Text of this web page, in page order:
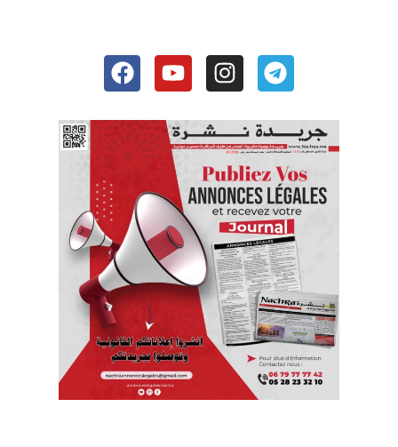
Telegram
Instagram
Youtube
Facebook